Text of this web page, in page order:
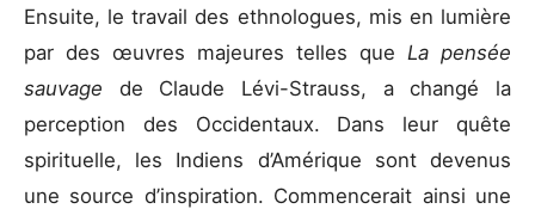
Ensuite, le travail des ethnologues, mis en lumière
par des œuvres majeures telles que La pensée
sauvage de Claude Lévi-Strauss, a changé la
perception des Occidentaux. Dans leur quête
spirituelle, les Indiens d’Amérique sont devenus
une source d’inspiration. Commencerait ainsi une